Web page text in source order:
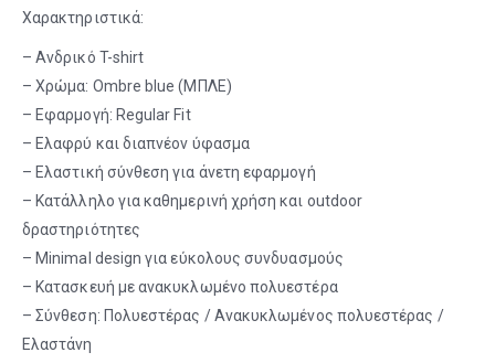
Χαρακτηριστικά:
– Ανδρικό T-shirt
– Χρώμα: Ombre blue (ΜΠΛΕ)
– Εφαρμογή: Regular Fit
– Ελαφρύ και διαπνέον ύφασμα
– Ελαστική σύνθεση για άνετη εφαρμογή
– Κατάλληλο για καθημερινή χρήση και outdoor
δραστηριότητες
– Minimal design για εύκολους συνδυασμούς
– Κατασκευή με ανακυκλωμένο πολυεστέρα
– Σύνθεση: Πολυεστέρας / Ανακυκλωμένος πολυεστέρας /
Ελαστάνη